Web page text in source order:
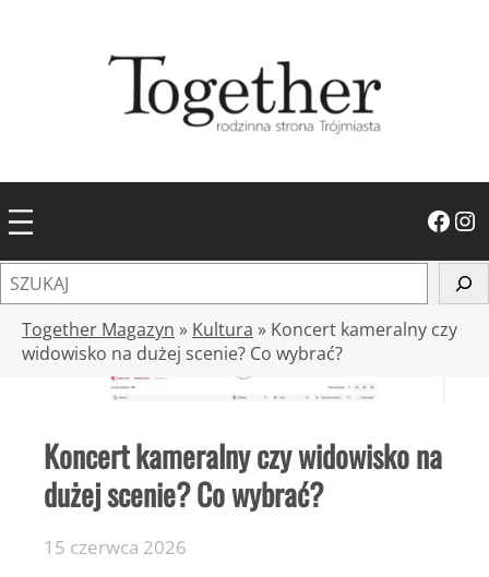
Facebook Instagram
z
Together Magazyn » Kultura » Koncert kameralny czy
widowisko na dużej scenie? Co wybrać?
Koncert kameralny czy widowisko na
dużej scenie? Co wybrać?
15 czerwca 2026